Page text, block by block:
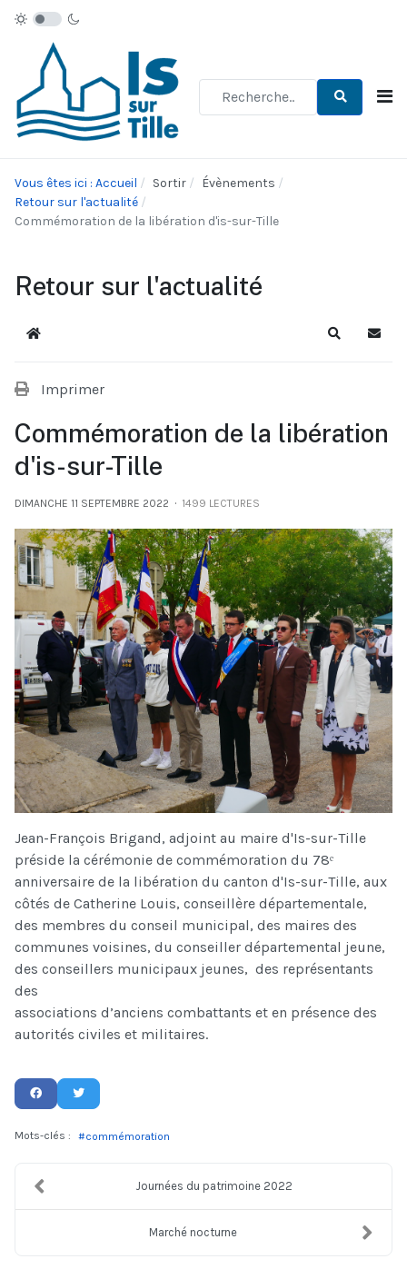
Vous êtes ici : Accueil Sortir
Évènements
Retour sur l'actualité
Commémoration de la libération d'is-sur-Tille
Retour sur l'actualité
Accueil Recherche
Imprimer
Commémoration de la libération
d'is-sur-Tille
DIMANCHE 11 SEPTEMBRE 2022 1499 LECTURES
Jean-François Brigand, adjoint au maire d'Is-sur-Tille
préside la cérémonie de commémoration du 78ᵉ
anniversaire de la libération du canton d'Is-sur-Tille, aux
côtés de Catherine Louis, conseillère départementale,
des membres du conseil municipal, des maires des
communes voisines, du conseiller départemental jeune,
des conseillers municipaux jeunes, des représentants
des
associations d’anciens combattants et en présence des
autorités civiles et militaires.
Mots-clés : commémoration
Journées du patrimoine 2022
Marché nocturne